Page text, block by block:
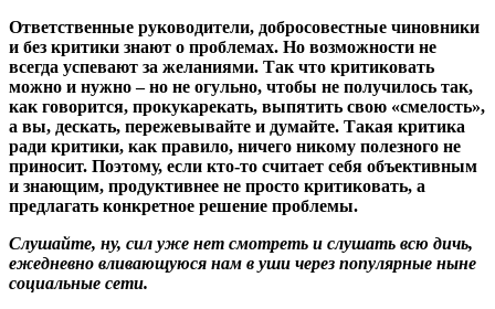
Ответственные руководители, добросовестные чиновники
и без критики знают о проблемах. Но возможности не
всегда успевают за желаниями. Так что критиковать
можно и нужно – но не огульно, чтобы не получилось так,
как говорится, прокукарекать, выпятить свою «смелость»,
а вы, дескать, пережевывайте и думайте. Такая критика
ради критики, как правило, ничего никому полезного не
приносит. Поэтому, если кто-то считает себя объективным
и знающим, продуктивнее не просто критиковать, а
предлагать конкретное решение проблемы.
Слушайте, ну, сил уже нет смотреть и слушать всю дичь,
ежедневно вливающуюся нам в уши через популярные ныне
социальные сети.